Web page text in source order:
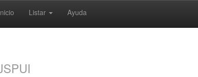
Listar Ayuda